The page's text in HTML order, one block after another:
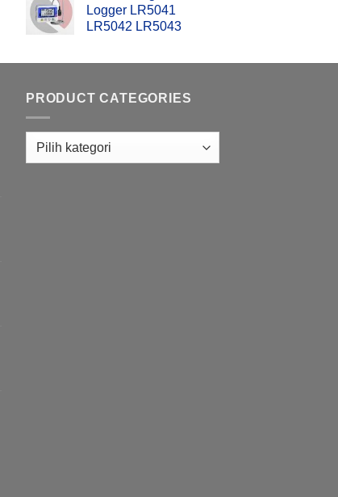
Logger LR5041
LR5042 LR5043
PRODUCT CATEGORIES